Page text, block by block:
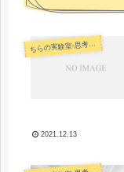
ちらの実験室-思考・失敗談・リアルタイム実況等を発信します-
2021.12.13